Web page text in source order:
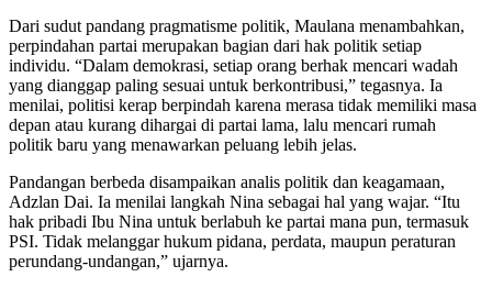
Dari sudut pandang pragmatisme politik, Maulana menambahkan,
perpindahan partai merupakan bagian dari hak politik setiap
individu. “Dalam demokrasi, setiap orang berhak mencari wadah
yang dianggap paling sesuai untuk berkontribusi,” tegasnya. Ia
menilai, politisi kerap berpindah karena merasa tidak memiliki masa
depan atau kurang dihargai di partai lama, lalu mencari rumah
politik baru yang menawarkan peluang lebih jelas.
Pandangan berbeda disampaikan analis politik dan keagamaan,
Adzlan Dai. Ia menilai langkah Nina sebagai hal yang wajar. “Itu
hak pribadi Ibu Nina untuk berlabuh ke partai mana pun, termasuk
PSI. Tidak melanggar hukum pidana, perdata, maupun peraturan
perundang-undangan,” ujarnya.